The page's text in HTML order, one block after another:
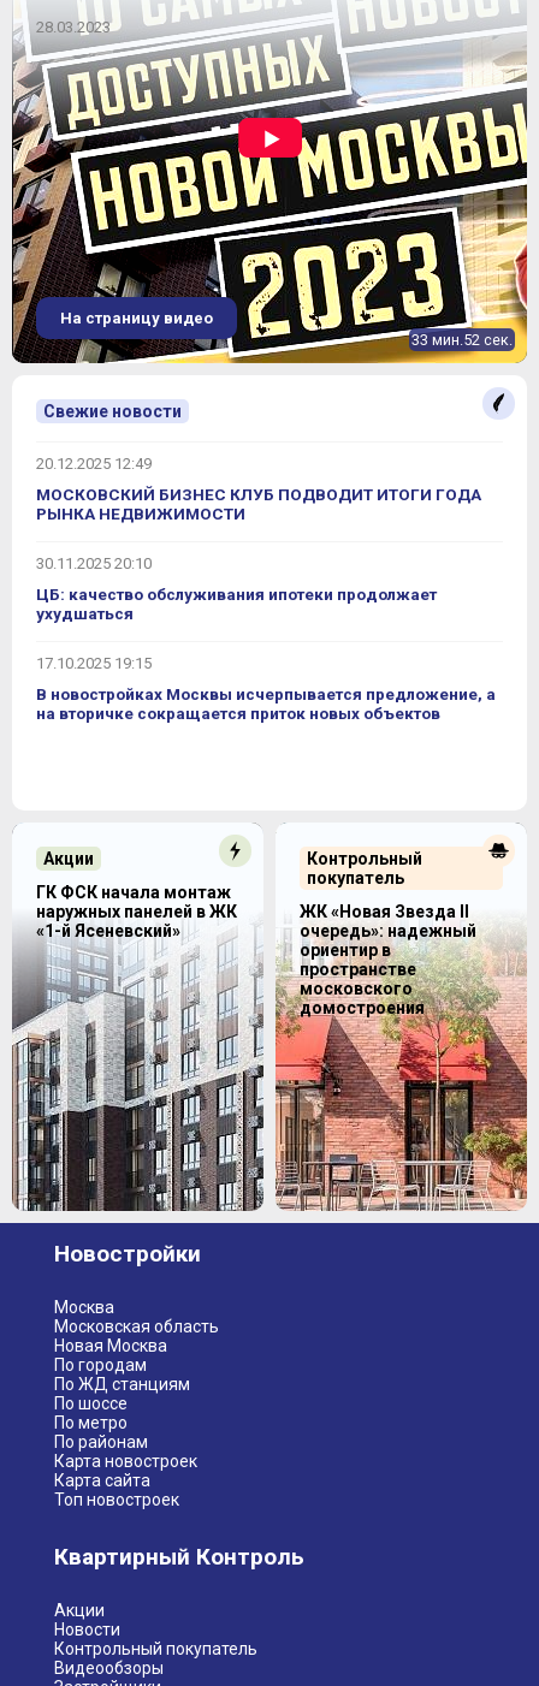
28.03.2023
33 мин.52 сек.
На страницу видео
Свежие новости
20.12.2025 12:49
МОСКОВСКИЙ БИЗНЕС КЛУБ ПОДВОДИТ ИТОГИ ГОДА
РЫНКА НЕДВИЖИМОСТИ
30.11.2025 20:10
ЦБ: качество обслуживания ипотеки продолжает
ухудшаться
17.10.2025 19:15
В новостройках Москвы исчерпывается предложение, а
на вторичке сокращается приток новых объектов
Контрольный
покупатель
ЖК «Новая Звезда II
очередь»: надежный
ориентир в
пространстве
московского
домостроения
Акции
ГК ФСК начала монтаж
наружных панелей в ЖК
«1-й Ясеневский»
Новостройки
Москва
Московская область
Новая Москва
По городам
По ЖД станциям
По шоссе
По метро
По районам
Карта новостроек
Карта сайта
Топ новостроек
Квартирный Контроль
Акции
Новости
Контрольный покупатель
Видеообзоры